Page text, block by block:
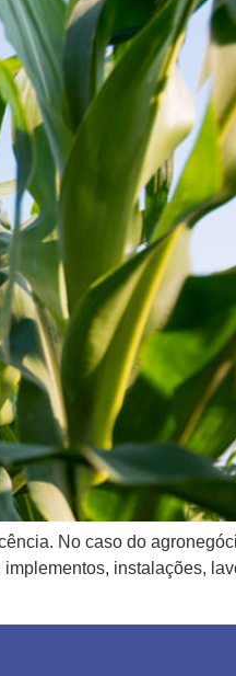
No caso do
implementos, instalações,